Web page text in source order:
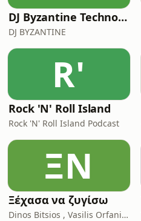
DJ Byzantine Techno Podcast
DJ BYZANTINE
R'
Rock 'N' Roll Island
Rock 'N' Roll Island Podcast
ΞΝ
Ξέχασα να ζυγίσω
Dinos Bitsios , Vasilis Orfanidis